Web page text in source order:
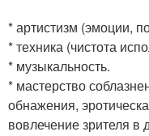
* артистизм (эмоции,
* техника (чистота
* музыкальность.
* мастерство
обнажения,
вовлечение зрителя в